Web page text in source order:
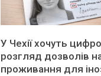
У Чехії хочуть
розгляд дозволів
проживання для